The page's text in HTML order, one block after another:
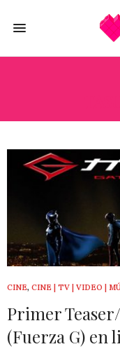
CINE, CINE | TV | VIDEO |
Primer
(Fuerza G) en